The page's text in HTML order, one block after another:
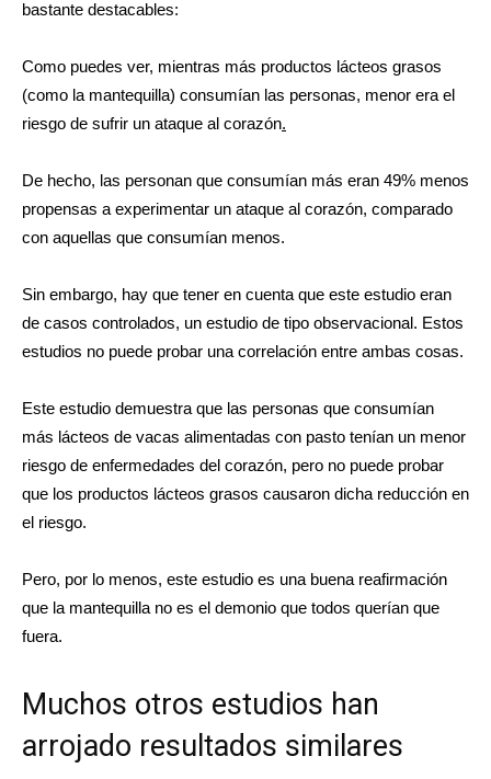
bastante destacables:
Como puedes ver, mientras más productos lácteos grasos
(como la mantequilla) consumían las personas, menor era el
riesgo de sufrir un ataque al corazón.
De hecho, las personan que consumían más eran 49% menos
propensas a experimentar un ataque al corazón, comparado
con aquellas que consumían menos.
Sin embargo, hay que tener en cuenta que este estudio eran
de casos controlados, un estudio de tipo observacional. Estos
estudios no puede probar una correlación entre ambas cosas.
Este estudio demuestra que las personas que consumían
más lácteos de vacas alimentadas con pasto tenían un menor
riesgo de enfermedades del corazón, pero no puede probar
que los productos lácteos grasos causaron dicha reducción en
el riesgo.
Pero, por lo menos, este estudio es una buena reafirmación
que la mantequilla no es el demonio que todos querían que
fuera.
Muchos otros estudios han
arrojado resultados similares